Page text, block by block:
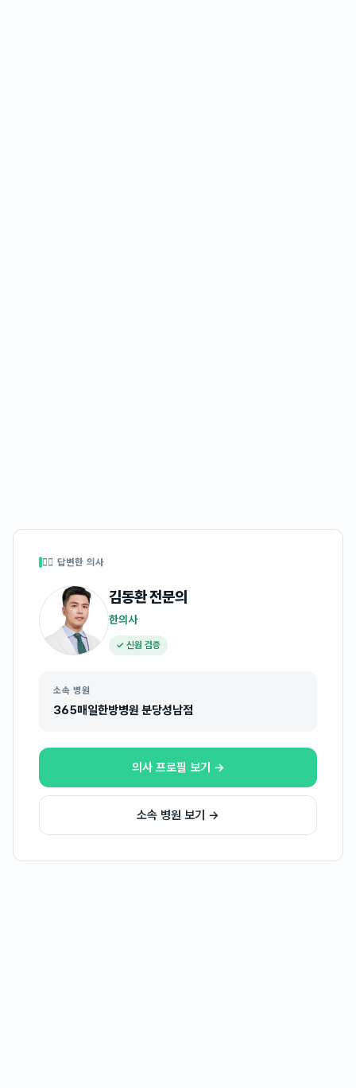
👩‍⚕️ 답변한 의사
김동환전문의
한의사
✓ 신원 검증
소속 병원
365매일한방병원 분당성남점
의사 프로필 보기 →
소속 병원 보기 →